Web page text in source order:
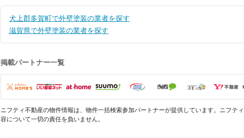
犬上郡多賀町で外壁塗装の業者を探す
滋賀県で外壁塗装の業者を探す
掲載パートナー一覧
ニフティ不動産の物件情報は、物件一括検索参加パートナーが提供しています。ニフテ
容について一切の責任を負いません。